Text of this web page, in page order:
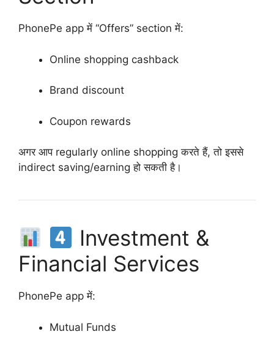
PhonePe app में “Offers” section में:
Online shopping cashback
Brand discount
Coupon rewards
अगर आप regularly online shopping करते हैं, तो इससे
indirect saving/earning हो सकती है।
Investment &
Financial Services
PhonePe app में:
Mutual Funds